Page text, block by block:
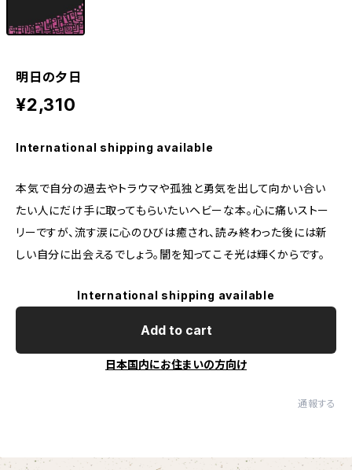
明日の夕日
¥2,310
International shipping available
本気で自分の過去やトラウマや孤独と勇気を出して向かい合い
たい人にだけ手に取ってもらいたいヘビーな本。心に痛いストー
リーですが、流す涙に心のひびは癒され、読み終わった後には新
しい自分に出会えるでしょう。闇を知ってこそ光は輝くからです。
International shipping available
Add to cart
日本国内にお住まいの方向け
通報する